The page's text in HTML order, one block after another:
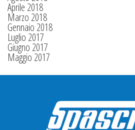
Aprile 2018
Marzo 2018
Gennaio 2018
Luglio 2017
Giugno 2017
Maggio 2017